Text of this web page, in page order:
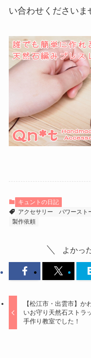
い合わせくださいま
キュントの日記
アクセサリー
パワースト
製作依頼
よかっ
【松江市・出雲市】か
いお守り天然石ストラ
手作り教室でした！